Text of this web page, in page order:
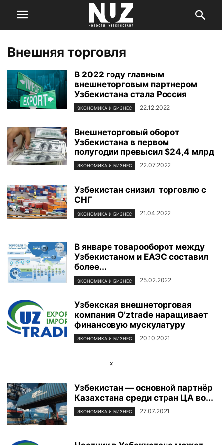
Внешняя торговля
В 2022 году главным
внешнеторговым партнером
Узбекистана стала Россия
ЭКОНОМИКА И БИЗНЕС 22.12.2022
Внешнеторговый оборот
Узбекистана в первом
полугодии превысил $24,4 млрд
ЭКОНОМИКА И БИЗНЕС 22.07.2022
Узбекистан снизил торговлю с
СНГ
ЭКОНОМИКА И БИЗНЕС 21.04.2022
В январе товарооборот между
Узбекистаном и ЕАЭС составил
более...
ЭКОНОМИКА И БИЗНЕС 25.02.2022
Узбекская внешнеторговая
компания O’ztrade наращивает
финансовую мускулатуру
ЭКОНОМИКА И БИЗНЕС 20.10.2021
×
Узбекистан — основной партнёр
Казахстана среди стран ЦА во...
ЭКОНОМИКА И БИЗНЕС 27.07.2021